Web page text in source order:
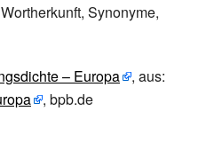
Synonyme,
– Europa
, aus:
, bpb.de